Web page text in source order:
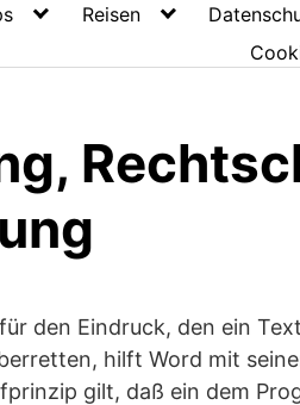
Reisen
den Eindruck, den ein
hilft Word mit
gilt, daß ein dem